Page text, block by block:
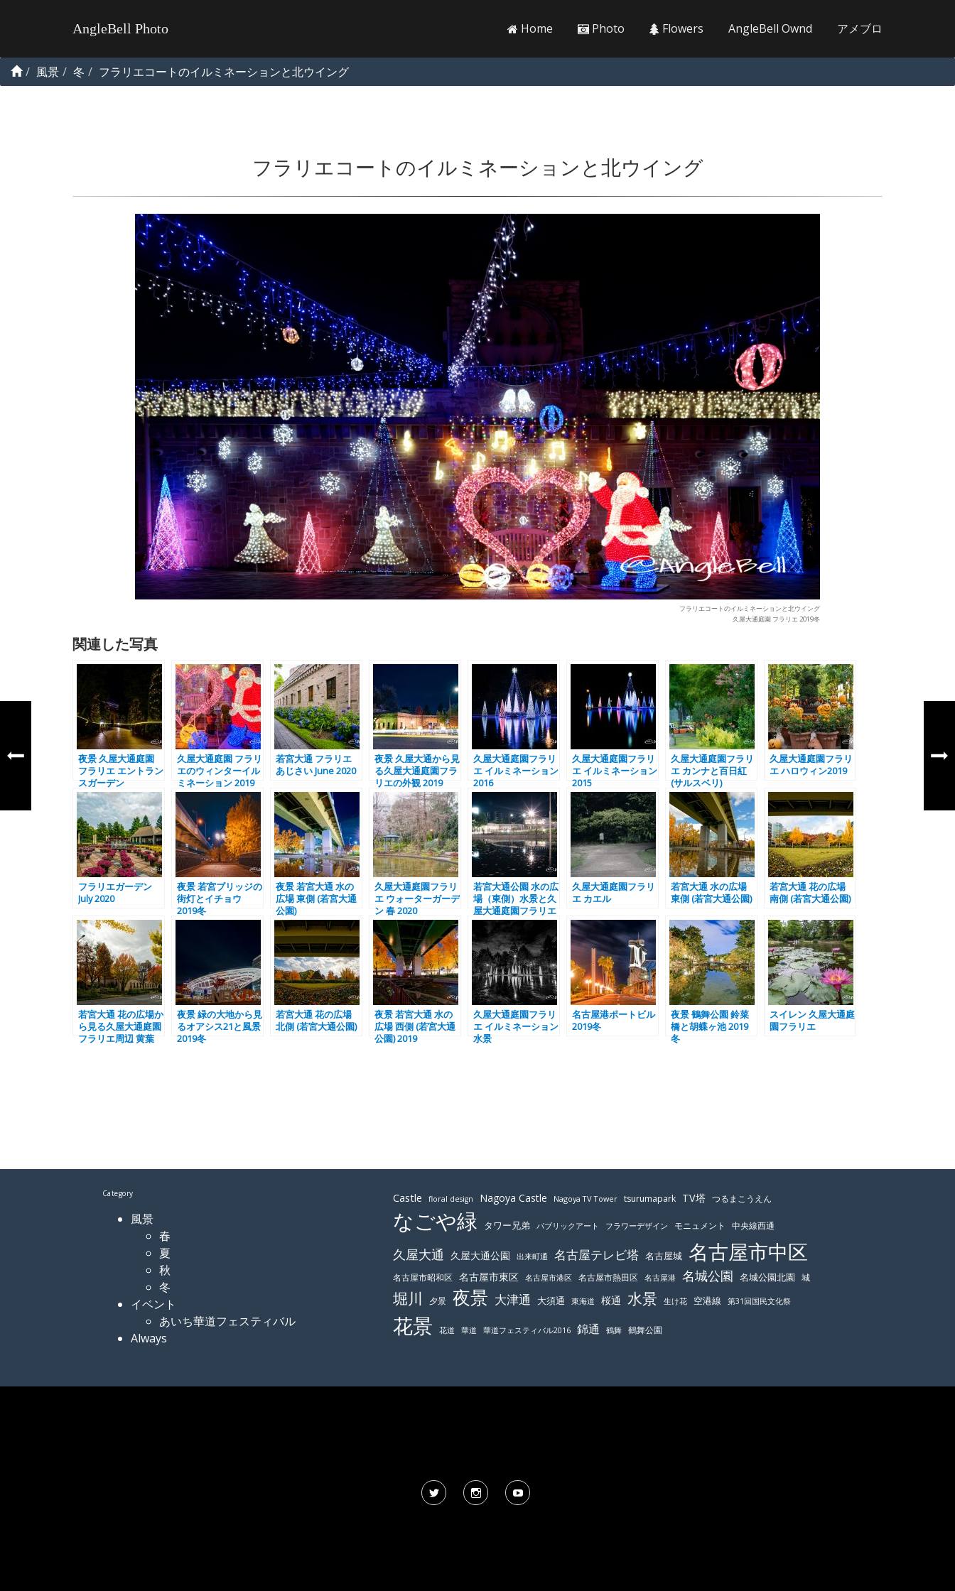
AngleBell Photo Home Photo Flowers AngleBell Ownd アメブロ
風景 冬 フラリエコートのイルミネーションと北ウイング
フラリエコートのイルミネーションと北ウイング
フラリエコートのイルミネーションと北ウイング
久屋大通庭園 フラリエ 2019冬
関連した写真
夜景 久屋大通庭園
フラリエ エントラン
スガーデン
久屋大通庭園 フラリ
エのウィンターイル
ミネーション 2019
若宮大通 フラリエ
あじさい June 2020
夜景 久屋大通から見
る久屋大通庭園フラ
リエの外観 2019
久屋大通庭園フラリ
エ イルミネーション
2016
久屋大通庭園フラリ
エ イルミネーション
2015
久屋大通庭園フラリ
エ カンナと百日紅
(サルスベリ)
久屋大通庭園フラリ
エ ハロウィン2019
フラリエガーデン
July 2020
夜景 若宮ブリッジの
街灯とイチョウ
2019冬
夜景 若宮大通 水の
広場 東側 (若宮大通
公園)
久屋大通庭園フラリ
エ ウォーターガーデ
ン 春 2020
若宮大通公園 水の広
場（東側）水景と久
屋大通庭園フラリエ
久屋大通庭園フラリ
エ カエル
若宮大通 水の広場
東側 (若宮大通公園)
若宮大通 花の広場
南側 (若宮大通公園)
若宮大通 花の広場か
ら見る久屋大通庭園
フラリエ周辺 黄葉
夜景 緑の大地から見
るオアシス21と風景
2019冬
若宮大通 花の広場
北側 (若宮大通公園)
夜景 若宮大通 水の
広場 西側 (若宮大通
公園) 2019
久屋大通庭園フラリ
エ イルミネーション
水景
名古屋港ポートビル
2019冬
夜景 鶴舞公園 鈴菜
橋と胡蝶ヶ池 2019
冬
スイレン 久屋大通庭
園フラリエ
Category
風景
春
夏
秋
冬
イベント
あいち華道フェスティバル
Always
Castle floral design Nagoya Castle Nagoya TV Tower tsurumapark TV塔 つるまこうえん
なごや緑 タワー兄弟 パブリックアート フラワーデザイン モニュメント 中央線西通
久屋大通 久屋大通公園 出来町通 名古屋テレビ塔 名古屋城 名古屋市中区
名古屋市昭和区 名古屋市東区 名古屋市港区 名古屋市熱田区 名古屋港 名城公園 名城公園北園 城
堀川 夕景 夜景 大津通 大須通 東海道 桜通 水景 生け花 空港線 第31回国民文化祭
花景 花道 華道 華道フェスティバル2016 錦通 鶴舞 鶴舞公園